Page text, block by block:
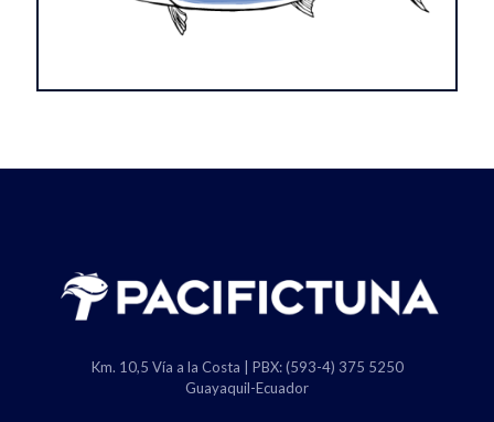
Km. 10,5 Vía a la Costa | PBX: (593-4) 375 5250
Guayaquil-Ecuador